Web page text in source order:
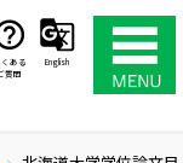
くある
質問
English